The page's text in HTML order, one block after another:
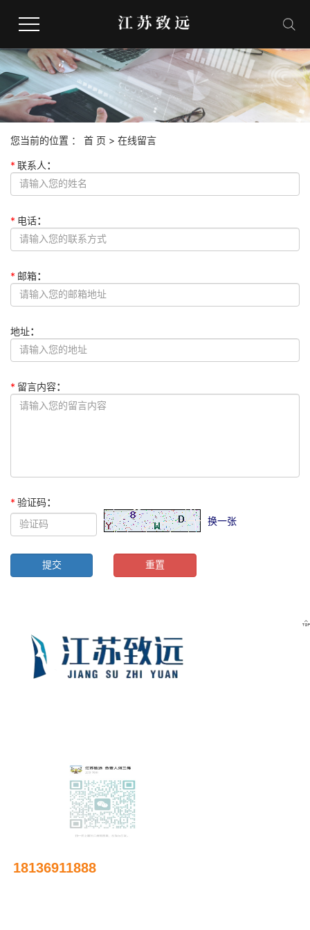
网站首页
人事外包
社保代缴
合作客户
联系我们
新闻资讯
您当前的位置 ： 首 页 > 在线留言
* 联系人 ：
* 电话：
* 邮箱：
地址：
* 留言内容：
* 验证码：
换一张
18136911888
